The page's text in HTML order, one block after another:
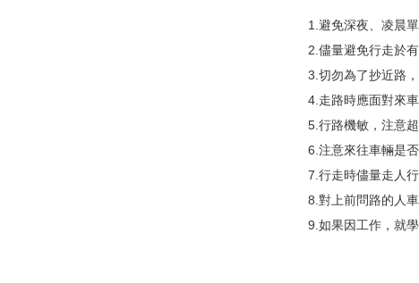
1.避免深夜、凌晨
2.儘量避免行走於
3.切勿為了抄近路
4.走路時應面對來
5.行路機敏，注意
6.注意來往車輛是
7.行走時儘量走人
8.對上前問路的人
9.如果因工作，就